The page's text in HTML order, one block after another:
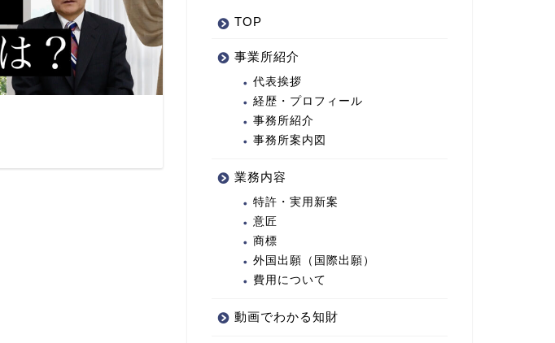
TOP
事業所紹介
代表挨拶
経歴・プロフィール
事務所紹介
事務所案内図
業務内容
特許・実用新案
意匠
商標
外国出願（国際出願）
費用について
動画でわかる知財